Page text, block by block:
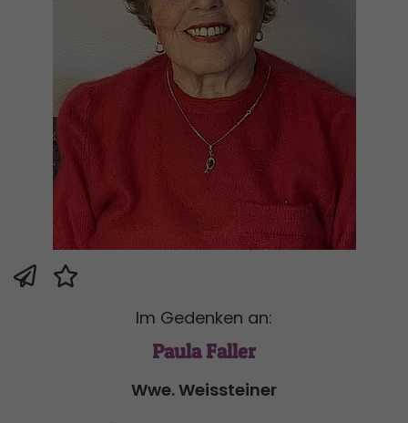
Im Gedenken an:
Paula Faller
Wwe. Weissteiner